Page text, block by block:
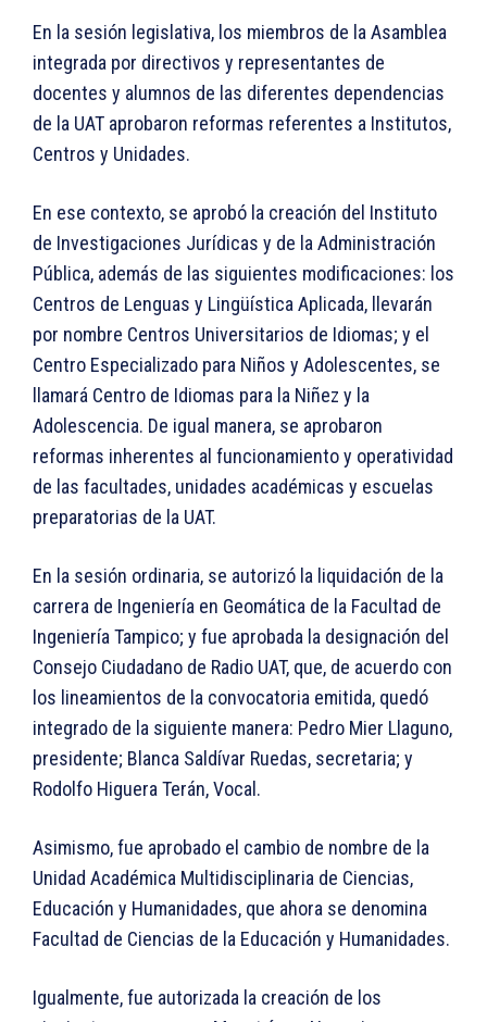
En la sesión legislativa, los miembros de la Asamblea
integrada por directivos y representantes de
docentes y alumnos de las diferentes dependencias
de la UAT aprobaron reformas referentes a Institutos,
Centros y Unidades.
En ese contexto, se aprobó la creación del Instituto
de Investigaciones Jurídicas y de la Administración
Pública, además de las siguientes modificaciones: los
Centros de Lenguas y Lingüística Aplicada, llevarán
por nombre Centros Universitarios de Idiomas; y el
Centro Especializado para Niños y Adolescentes, se
llamará Centro de Idiomas para la Niñez y la
Adolescencia. De igual manera, se aprobaron
reformas inherentes al funcionamiento y operatividad
de las facultades, unidades académicas y escuelas
preparatorias de la UAT.
En la sesión ordinaria, se autorizó la liquidación de la
carrera de Ingeniería en Geomática de la Facultad de
Ingeniería Tampico; y fue aprobada la designación del
Consejo Ciudadano de Radio UAT, que, de acuerdo con
los lineamientos de la convocatoria emitida, quedó
integrado de la siguiente manera: Pedro Mier Llaguno,
presidente; Blanca Saldívar Ruedas, secretaria; y
Rodolfo Higuera Terán, Vocal.
Asimismo, fue aprobado el cambio de nombre de la
Unidad Académica Multidisciplinaria de Ciencias,
Educación y Humanidades, que ahora se denomina
Facultad de Ciencias de la Educación y Humanidades.
Igualmente, fue autorizada la creación de los